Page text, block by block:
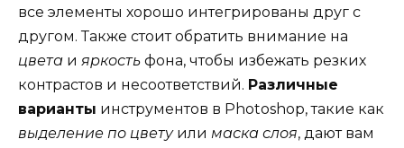
все элементы хорошо интегрированы друг с
другом. Также стоит обратить внимание на
цвета и яркость фона, чтобы избежать резких
контрастов и несоответствий. Различные
варианты инструментов в Photoshop, такие как
выделение по цветуили маска слоя, дают вам